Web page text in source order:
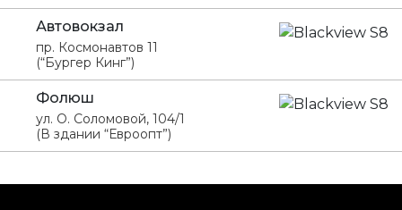
Автовокзал
пр. Космонавтов 11
(“Бургер Кинг”)
Фолюш
ул. О. Соломовой, 104/1
(В здании “Евроопт”)